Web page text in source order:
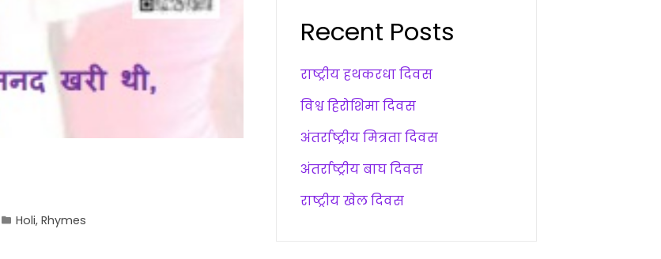
Holi, Rhymes
Recent Posts
राष्ट्रीय हथकरधा दिवस
विश्व हिरोशिमा दिवस
अंतर्राष्ट्रीय मित्रता दिवस
अंतर्राष्ट्रीय बाघ दिवस
राष्ट्रीय खेल दिवस